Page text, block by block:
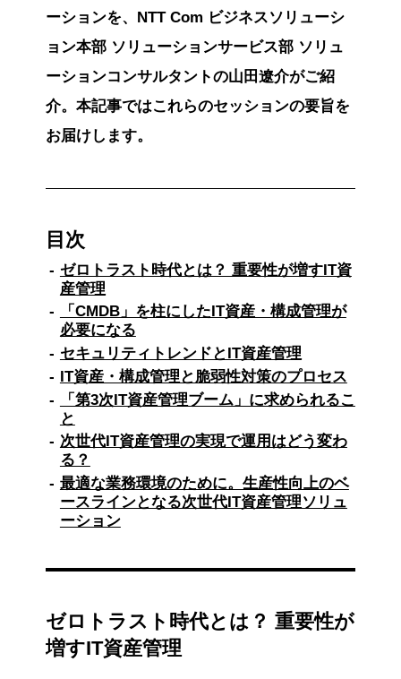
ーションを、NTT Com ビジネスソリューシ
ョン本部 ソリューションサービス部 ソリュ
ーションコンサルタントの山田遼介がご紹
介。本記事ではこれらのセッションの要旨を
お届けします。
目次
ゼロトラスト時代とは？ 重要性が増すIT資
産管理
「CMDB」を柱にしたIT資産・構成管理が
必要になる
セキュリティトレンドとIT資産管理
IT資産・構成管理と脆弱性対策のプロセス
「第3次IT資産管理ブーム」に求められるこ
と
次世代IT資産管理の実現で運用はどう変わ
る？
最適な業務環境のために。生産性向上のベ
ースラインとなる次世代IT資産管理ソリュ
ーション
ゼロトラスト時代とは？ 重要性が
増すIT資産管理